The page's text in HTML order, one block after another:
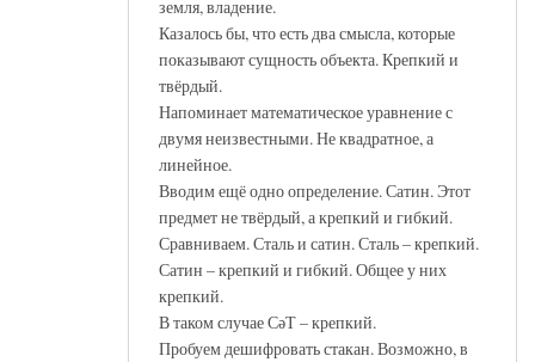
земля, владение.
Казалось бы, что есть два смысла, которые
показывают сущность объекта. Крепкий и
твёрдый.
Напоминает математическое уравнение с
двумя неизвестными. Не квадратное, а
линейное.
Вводим ещё одно определение. Сатин. Этот
предмет не твёрдый, а крепкий и гибкий.
Сравниваем. Сталь и сатин. Сталь – крепкий.
Сатин – крепкий и гибкий. Общее у них
крепкий.
В таком случае СәТ – крепкий.
Пробуем дешифровать стакан. Возможно, в